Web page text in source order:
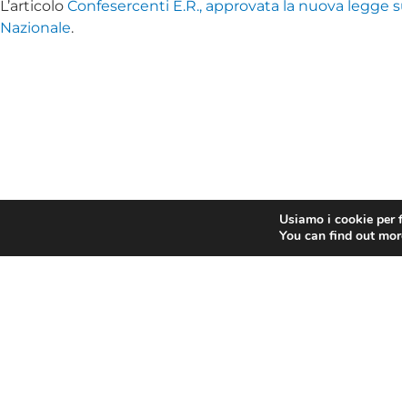
L’articolo Confesercenti E.R., approvata la nuova
Nazionale.
Usiamo i cookie
You can find out